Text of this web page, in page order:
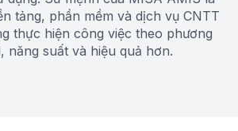
tảng, phần mềm và dịch vụ CNTT
thực hiện công việc theo phương
năng suất và hiệu quả hơn.